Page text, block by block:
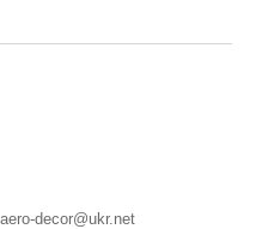
aero-decor@ukr.net